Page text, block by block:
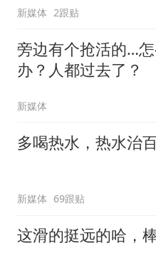
新媒体 2跟贴
旁边有个抢活的…
办？人都过去了？
新媒体
多喝热水，热水治
新媒体 69跟贴
这滑的挺远的哈，